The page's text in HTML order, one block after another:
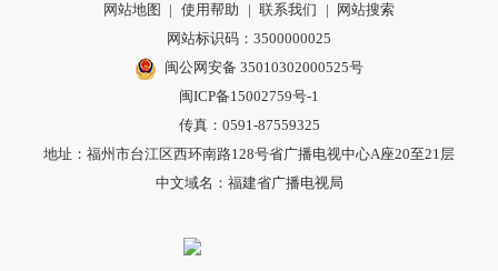
网站地图 | 使用帮助 | 联系我们 |
网站搜索
网站标识码：3500000025
闽公网安备 35010302000525号
闽ICP备15002759号-1
传真：0591-87559325
地址：福州市台江区西环南路128号省广播电视中心A座20至21层
中文域名：福建省广播电视局